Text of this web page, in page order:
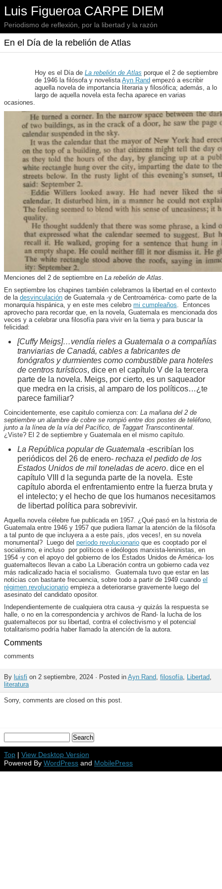
Luis Figueroa CARPE DIEM
Periodismo de reflexión, por la libertad y la razón
En el Día de la rebelión de Atlas
Hoy es el Día de La rebelión de Atlas porque el 2 de septiembre
de 1946 la filósofa y novelistaAyn Rand empezó a escribir
aquella novela de importancia literaria y filosófica; además, a lo
largo de aquella novela esta fecha aparece en varias
ocasiones.
Menciones del 2 de septiembre en La rebelión de Atlas
En septiembre los chapines también celebramos la libertad en el contexto
de la desvinculación de Guatemala -y de Centroamérica- como parte de la
monarquía hispánica, y en este mes celebro mi cumpleaños . Entonces
aprovecho para recordar que, en la novela, Guatemala es mencionada dos
veces y a celebrar una filosofía para vivir en la tierra y para buscar la
felicidad:
[Cuffy Meigs]…vendía rieles a Guatemala o a compañías
tranviarias de Canadá, cables a fabricantes de
fonógrafos y durmientes como combustible para hoteles
de centros turísticos, dice en el capítulo V de la tercera
parte de la novela. Meigs, por cierto, es un saqueador
que medra en la crisis, al amparo de los políticos…¿te
parece familiar?
Coincidentemente, ese capitulo comienza con: La mañana del 2 de
septiembre un alambre de cobre se rompió entre dos postes de teléfono,
junto a la línea de la vía del Pacífico, de Taggart Transcontinental
¿Viste? El 2 de septiembre y Guatemala en el mismo capítulo.
La República popular de Guatemala -escribían los
periódicos del 26 de enero- rechaza el pedido de los
Estados Unidos de mil toneladas de acero. dice en el
capítulo VIII d la segunda parte de la novela. Este
capítulo aborda el enfrentamiento entre la fuerza bruta y
el intelecto; y el hecho de que los humanos necesitamos
de libertad política para sobrevivir.
Aquella novela célebre fue publicada en 1957. ¿Qué pasó en la historia de
Guatemala entre 1946 y 1957 que pudiera llamar la atención de la filósofa
a tal punto de que incluyera a a este país, ¡dos veces!, en su novela
monumental? Luego del período revolucionario que es cooptado por el
socialismo, e incluso por políticos e ideólogos marxista-leninistas, en
1954 -y con el apoyo del gobierno de los Estados Unidos de América- los
guatemaltecos llevan a cabo La Liberación contra un gobierno cada vez
más radicalizado hacia el socialismo. Guatemala tuvo que estar en las
noticias con bastante frecuencia, sobre todo a partir de 1949 cuando el
régimen revolucionario empieza a deteriorarse gravemente luego del
asesinato del candidato opositor.
Independientemente de cualquiera otra causa -y quizás la respuesta se
halle, o no en la correspondencia y archivos de Rand- la lucha de los
guatemaltecos por su libertad, contra el colectivismo y el potencial
totalitarismo podría haber llamado la atención de la autora.
Comments
comments
By luisfi on 2 septiembre, 2024 · Posted in Ayn Rand filosofía Libertad
literatura
Sorry, comments are closed on this post.
Top | View Desktop Version
Powered By WordPress and MobilePress